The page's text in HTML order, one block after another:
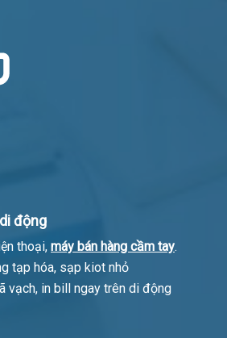
động
thoại, máy bán hàng cầm tay.
tạp hóa, sạp kiot nhỏ
vạch, in bill ngay trên di động